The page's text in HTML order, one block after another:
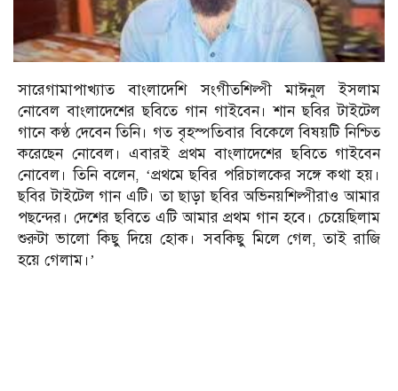
সারেগামাপাখ্যাত বাংলাদেশি সংগীতশিল্পী মাঈনুল ইসলাম
নোবেল বাংলাদেশের ছবিতে গান গাইবেন। শান ছবির টাইটেল
গানে কণ্ঠ দেবেন তিনি। গত বৃহস্পতিবার বিকেলে বিষয়টি নিশ্চিত
করেছেন নোবেল। এবারই প্রথম বাংলাদেশের ছবিতে গাইবেন
নোবেল। তিনি বলেন, ‘প্রথমে ছবির পরিচালকের সঙ্গে কথা হয়।
ছবির টাইটেল গান এটি। তা ছাড়া ছবির অভিনয়শিল্পীরাও আমার
পছন্দের। দেশের ছবিতে এটি আমার প্রথম গান হবে। চেয়েছিলাম
শুরুটা ভালো কিছু দিয়ে হোক। সবকিছু মিলে গেল, তাই রাজি
হয়ে গেলাম।’